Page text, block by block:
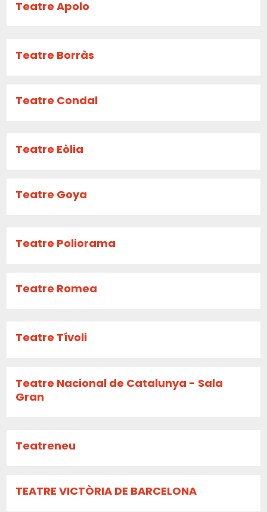
Teatre Apolo
Teatre Borràs
Teatre Condal
Teatre Eòlia
Teatre Goya
Teatre Poliorama
Teatre Romea
Teatre Tívoli
Teatre Nacional de Catalunya - Sala
Gran
Teatreneu
TEATRE VICTÒRIA DE BARCELONA